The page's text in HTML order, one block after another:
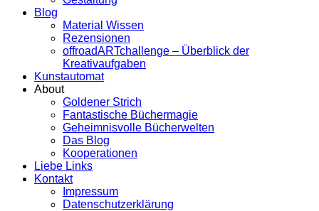
Blog
Material Wissen
Rezensionen
offroadARTchallenge – Überblick der
Kreativaufgaben
Kunstautomat
About
Goldener Strich
Fantastische Büchermagie
Geheimnisvolle Bücherwelten
Das Blog
Kooperationen
Liebe Links
Kontakt
Impressum
Datenschutzerklärung